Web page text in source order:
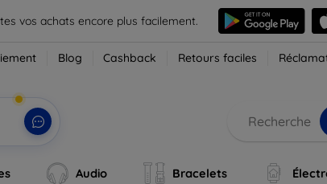
vos achats encore plus facilement.
Blog Cashback Retours faciles
Audio Bracelets